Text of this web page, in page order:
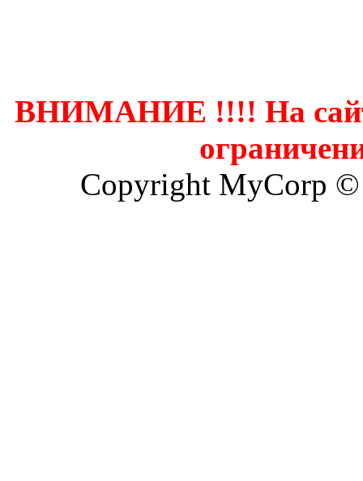
ВНИМАНИЕ !!!! На
Copyright MyCorp